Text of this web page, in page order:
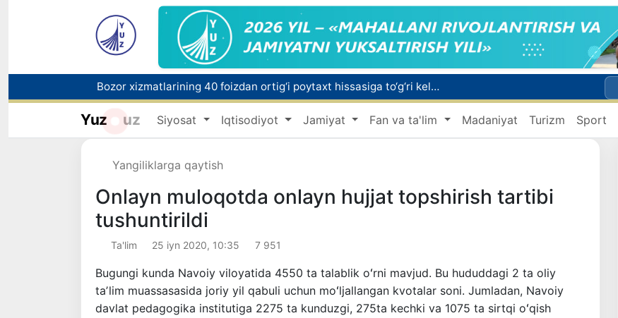
Bozor xizmatlarining 40 foizdan ortig‘i poytaxt hissasiga to‘g‘ri kelmoqda
“Men tanigan O‘zbekiston!”
Yuz uz Siyosat Iqtisodiyot Jamiyat Fan va ta'lim Madaniyat Turizm Sport
Yangiliklarga qaytish
Onlayn muloqotda onlayn hujjat topshirish tartibi
tushuntirildi
Ta'lim 25 iyn 2020, 10:35 7 951
Bugungi kunda Navoiy viloyatida 4550 ta talablik oʻrni mavjud. Bu hududdagi 2 ta oliy
taʼlim muassasasida joriy yil qabuli uchun moʻljallangan kvotalar soni. Jumladan, Navoiy
davlat pedagogika institutiga 2275 ta kunduzgi, 275ta kechki va 1075 ta sirtqi oʻqish